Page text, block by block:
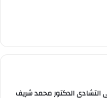
التشادي الدكتور محمد شريف